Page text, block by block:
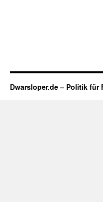
Dwarsloper.de – Politik